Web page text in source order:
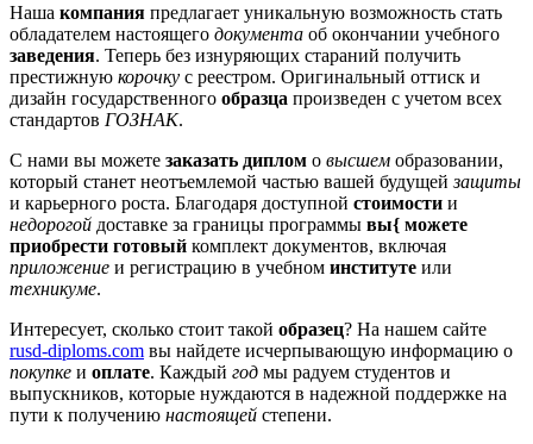
Наша компания предлагает уникальную возможность стать
обладателем настоящего документа об окончании учебного
заведения. Теперь без изнуряющих стараний получить
престижную корочку с реестром. Оригинальный оттиск и
дизайн государственного образца произведен с учетом всех
стандартов ГОЗНАК.
С нами вы можете заказать диплом о высшем образовании,
который станет неотъемлемой частью вашей будущейзащиты
и карьерного роста. Благодаря доступной стоимости и
недорогой доставке за границы программы вы{ можете
приобрести готовый комплект документов, включая
приложение и регистрацию в учебном институте или
техникуме.
Интересует, сколько стоит такой образец? На нашем сайте
rusd-diploms.com вы найдете исчерпывающую информацию о
покупке и оплате. Каждый год мы радуем студентов и
выпускников, которые нуждаются в надежной поддержке на
пути к получению настоящей степени.